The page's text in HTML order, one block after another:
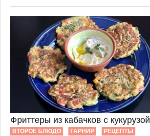
Фриттеры из кабачков с кукурузой
ВТОРОЕ БЛЮДО ГАРНИР
РЕЦЕПТЫ